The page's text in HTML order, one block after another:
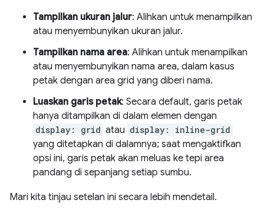
Tampilkan ukuran jalur: Alihkan untuk menampilkan
atau menyembunyikan ukuran jalur.
Tampilkan nama area: Alihkan untuk menampilkan
atau menyembunyikan nama area, dalam kasus
petak dengan area grid yang diberi nama.
Luaskan garis petak: Secara default, garis petak
hanya ditampilkan di dalam elemen dengan
display: grid atau display: inline-grid
yang ditetapkan di dalamnya; saat mengaktifkan
opsi ini, garis petak akan meluas ke tepi area
pandang di sepanjang setiap sumbu.
Mari kita tinjau setelan ini secara lebih mendetail.